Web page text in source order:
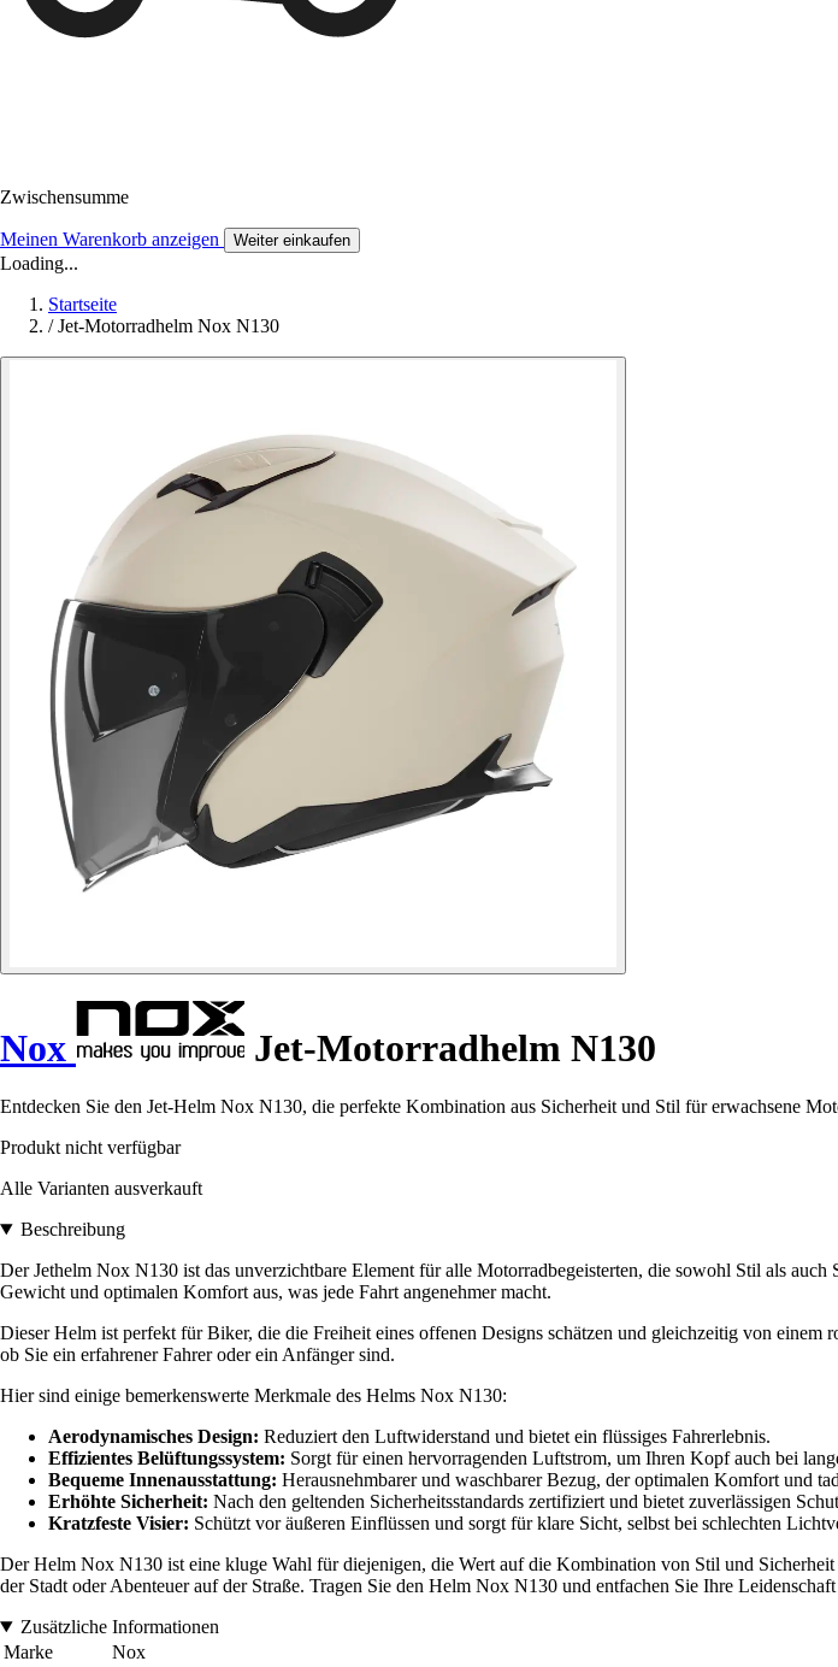
Zwischensumme
Meinen Warenkorb anzeigen Weiter einkaufen
Loading...
Startseite
/ Jet-Motorradhelm Nox N130
Nox Jet-Motorradhelm N130
Entdecken Sie den Jet-Helm Nox N130, die perfekte Kombination aus Sicherheit und Stil für erwachsene
Produkt nicht verfügbar
Alle Varianten ausverkauft
Beschreibung
Der Jethelm Nox N130 ist das unverzichtbare Element für alle Motorradbegeisterten, die sowohl Stil als
Gewicht und optimalen Komfort aus, was jede Fahrt angenehmer macht.
Dieser Helm ist perfekt für Biker, die die Freiheit eines offenen Designs schätzen und gleichzeitig von einem
ob Sie ein erfahrener Fahrer oder ein Anfänger sind.
Hier sind einige bemerkenswerte Merkmale des Helms Nox N130:
Aerodynamisches Design: Reduziert den Luftwiderstand und bietet ein flüssiges Fahrerlebnis.
Effizientes Belüftungssystem: Sorgt für einen hervorragenden Luftstrom, um Ihren Kopf auch bei
Bequeme Innenausstattung: Herausnehmbarer und waschbarer Bezug, der optimalen Komfort und
Erhöhte Sicherheit: Nach den geltenden Sicherheitsstandards zertifiziert und bietet zuverlässigen
Kratzfeste Visier: Schützt vor äußeren Einflüssen und sorgt für klare Sicht, selbst bei schlechten
Der Helm Nox N130 ist eine kluge Wahl für diejenigen, die Wert auf die Kombination von Stil und
der Stadt oder Abenteuer auf der Straße. Tragen Sie den Helm Nox N130 und entfachen Sie Ihre
Zusätzliche Informationen
Marke
Nox